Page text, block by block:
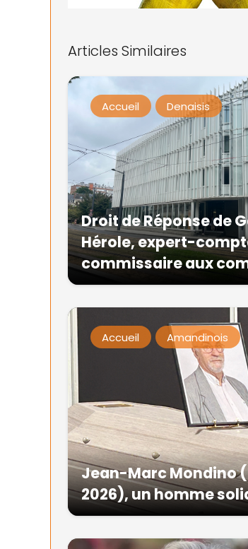
Articles Similaires
Accueil Denaisis
Droit de Réponse de
Hérole, expert-
commissaire aux
Accueil Amandinois
Jean-Marc Mondino
2026), un homme